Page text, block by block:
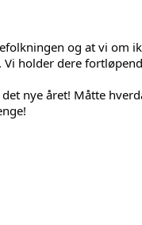
og at vi om
holder dere
nye året! Måtte